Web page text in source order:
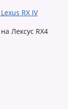
RX IV
Лексус RX4